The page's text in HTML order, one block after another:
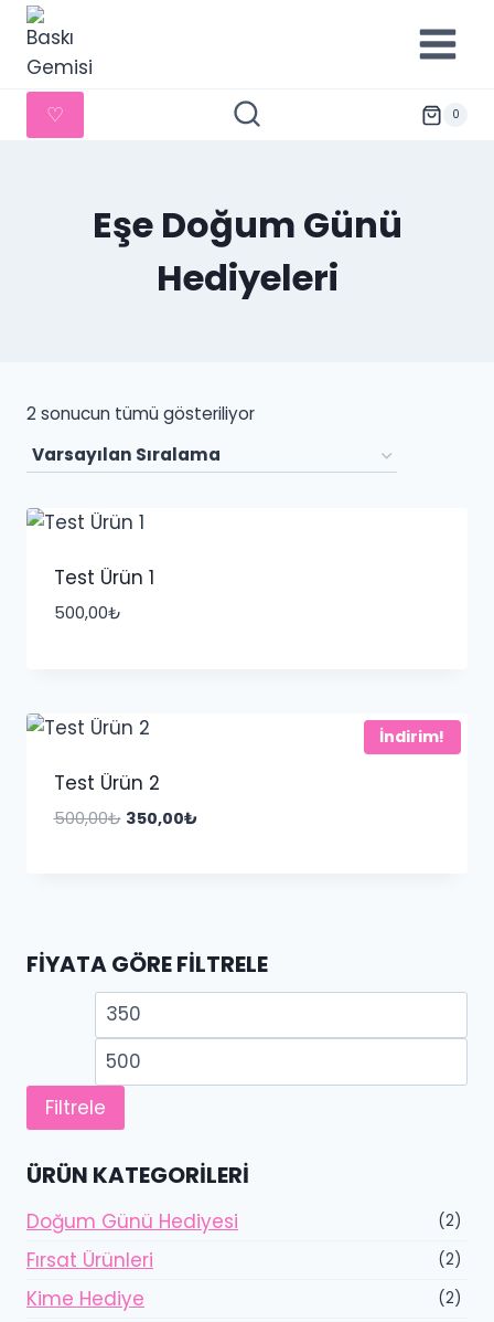
İçeriğe
geç
♡ 0
Eşe Doğum Günü
Hediyeleri
2 sonucun tümü gösteriliyor
Test Ürün 1
500,00₺
İndirim!
Test Ürün 2
500,00₺ Orijinal
350,00₺Şu
FIYATA GÖRE FILTRELE
En
düşük
fiyat
Filtrele
ÜRÜN KATEGORILERI
Doğum Günü Hediyesi (2)
Fırsat Ürünleri (2)
Kime Hediye (2)